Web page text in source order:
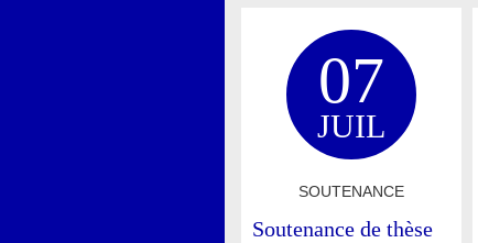
07
JUIL
SOUTENANCE
Soutenance de thèse